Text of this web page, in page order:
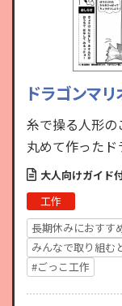
ドラゴンマリ
糸で操る人形の
丸めて作った
作棒から伸びる
んで操作します
大人向けガイド
工作
長期休みにおすす
みんなで取り組む
#ごっこ工作